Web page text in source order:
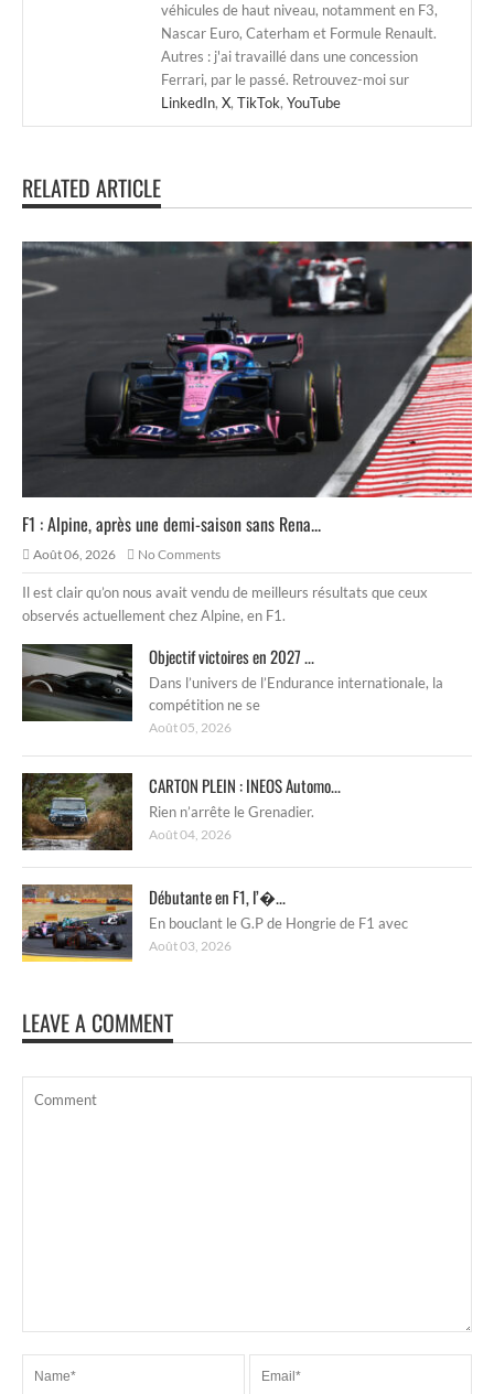
véhicules de haut niveau, notamment en F3,
Nascar Euro, Caterham et Formule Renault.
Autres : j'ai travaillé dans une concession
Ferrari, par le passé. Retrouvez-moi sur
LinkedIn, X, TikTok, YouTube
RELATED ARTICLE
F1 : Alpine, après une demi-saison sans Rena...
Août 06, 2026 No Comments
Il est clair qu’on nous avait vendu de meilleurs résultats que ceux
observés actuellement chez Alpine, en F1.
Objectif victoires en 2027 ...
Dans l’univers de l’Endurance internationale, la
compétition ne se
Août 05, 2026
CARTON PLEIN : INEOS Automo...
Rien n’arrête le Grenadier.
Août 04, 2026
Débutante en F1, l’�...
En bouclant le G.P de Hongrie de F1 avec
Août 03, 2026
LEAVE A COMMENT